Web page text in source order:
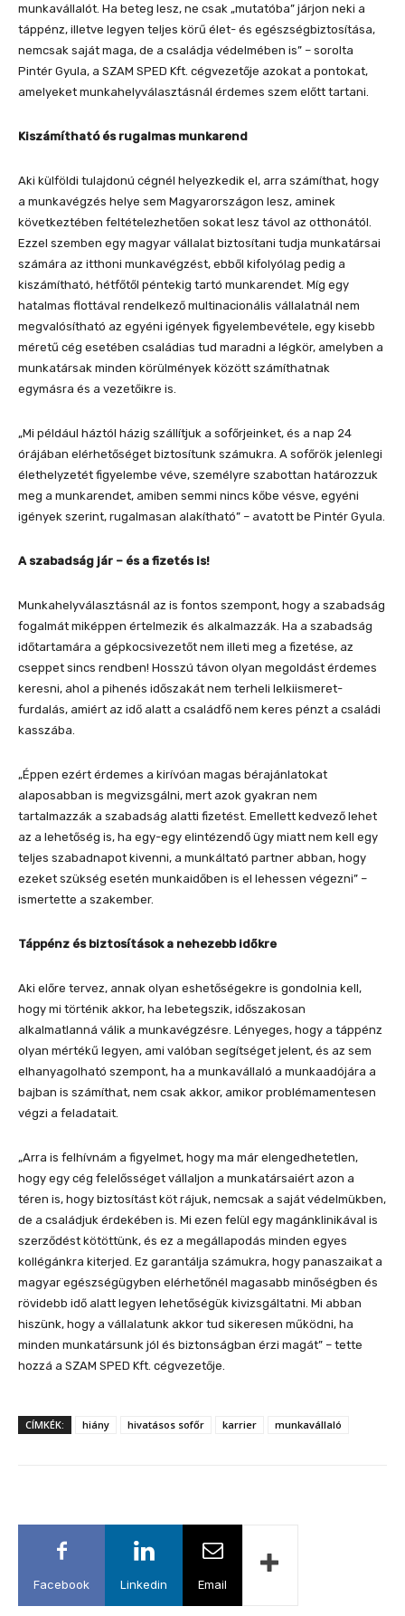
munkavállalót. Ha beteg lesz, ne csak „mutatóba” járjon neki a
táppénz, illetve legyen teljes körű élet- és egészségbiztosítása,
nemcsak saját maga, de a családja védelmében is” – sorolta
Pintér Gyula, a SZAM SPED Kft. cégvezetője azokat a pontokat,
amelyeket munkahelyválasztásnál érdemes szem előtt tartani.
Kiszámítható és rugalmas munkarend
Aki külföldi tulajdonú cégnél helyezkedik el, arra számíthat, hogy
a munkavégzés helye sem Magyarországon lesz, aminek
következtében feltételezhetően sokat lesz távol az otthonától.
Ezzel szemben egy magyar vállalat biztosítani tudja munkatársai
számára az itthoni munkavégzést, ebből kifolyólag pedig a
kiszámítható, hétfőtől péntekig tartó munkarendet. Míg egy
hatalmas flottával rendelkező multinacionális vállalatnál nem
megvalósítható az egyéni igények figyelembevétele, egy kisebb
méretű cég esetében családias tud maradni a légkör, amelyben a
munkatársak minden körülmények között számíthatnak
egymásra és a vezetőikre is.
„Mi például háztól házig szállítjuk a sofőrjeinket, és a nap 24
órájában elérhetőséget biztosítunk számukra. A sofőrök jelenlegi
élethelyzetét figyelembe véve, személyre szabottan határozzuk
meg a munkarendet, amiben semmi nincs kőbe vésve, egyéni
igények szerint, rugalmasan alakítható” – avatott be Pintér Gyula.
A szabadság jár – és a fizetés is!
Munkahelyválasztásnál az is fontos szempont, hogy a szabadság
fogalmát miképpen értelmezik és alkalmazzák. Ha a szabadság
időtartamára a gépkocsivezetőt nem illeti meg a fizetése, az
cseppet sincs rendben! Hosszú távon olyan megoldást érdemes
keresni, ahol a pihenés időszakát nem terheli lelkiismeret-
furdalás, amiért az idő alatt a családfő nem keres pénzt a családi
kasszába.
„Éppen ezért érdemes a kirívóan magas bérajánlatokat
alaposabban is megvizsgálni, mert azok gyakran nem
tartalmazzák a szabadság alatti fizetést. Emellett kedvező lehet
az a lehetőség is, ha egy-egy elintézendő ügy miatt nem kell egy
teljes szabadnapot kivenni, a munkáltató partner abban, hogy
ezeket szükség esetén munkaidőben is el lehessen végezni” –
ismertette a szakember.
Táppénz és biztosítások a nehezebb időkre
Aki előre tervez, annak olyan eshetőségekre is gondolnia kell,
hogy mi történik akkor, ha lebetegszik, időszakosan
alkalmatlanná válik a munkavégzésre. Lényeges, hogy a táppénz
olyan mértékű legyen, ami valóban segítséget jelent, és az sem
elhanyagolható szempont, ha a munkavállaló a munkaadójára a
bajban is számíthat, nem csak akkor, amikor problémamentesen
végzi a feladatait.
„Arra is felhívnám a figyelmet, hogy ma már elengedhetetlen,
hogy egy cég felelősséget vállaljon a munkatársaiért azon a
téren is, hogy biztosítást köt rájuk, nemcsak a saját védelmükben,
de a családjuk érdekében is. Mi ezen felül egy magánklinikával is
szerződést kötöttünk, és ez a megállapodás minden egyes
kollégánkra kiterjed. Ez garantálja számukra, hogy panaszaikat a
magyar egészségügyben elérhetőnél magasabb minőségben és
rövidebb idő alatt legyen lehetőségük kivizsgáltatni. Mi abban
hiszünk, hogy a vállalatunk akkor tud sikeresen működni, ha
minden munkatársunk jól és biztonságban érzi magát” – tette
hozzá a SZAM SPED Kft. cégvezetője.
CÍMKÉK: hiány hivatásos sofőr karrier munkavállaló
Facebook Linkedin Email